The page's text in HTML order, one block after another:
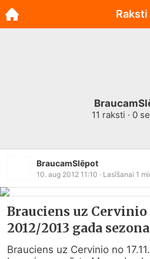
11 raksti · 0
BraucamSlēpot
10. aug 2012 11:10 · Lasīšanai 1
Brauciens uz
2012/2013 gada
Brauciens uz Cervinio no
Raksti